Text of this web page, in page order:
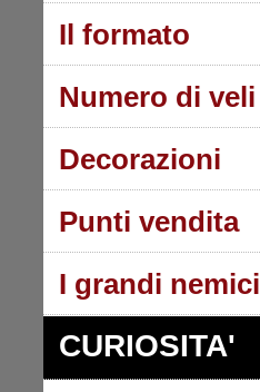
Il formato
Numero di veli
Decorazioni
Punti vendita
I grandi nemici
CURIOSITA'